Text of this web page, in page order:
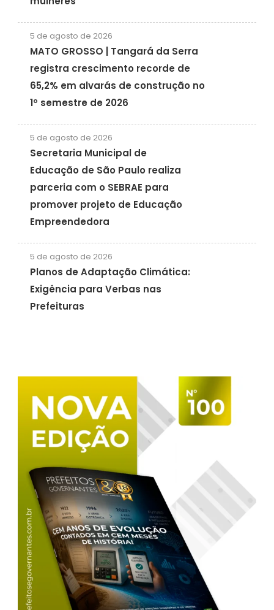
5 de agosto de 2026
MATO GROSSO | Tangará da Serra
registra crescimento recorde de
65,2% em alvarás de construção no
1º semestre de 2026
5 de agosto de 2026
Secretaria Municipal de
Educação de São Paulo realiza
parceria com o SEBRAE para
promover projeto de Educação
Empreendedora
5 de agosto de 2026
Planos de Adaptação Climática:
Exigência para Verbas nas
Prefeituras